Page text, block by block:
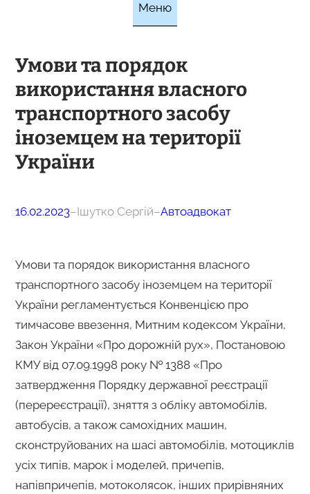
Меню
Умови та порядок
використання власного
транспортного засобу
іноземцем на території
України
16.02.2023–Ішутко Сергій–Автоадвокат
Умови та порядок використання власного
транспортного засобу іноземцем на території
України регламентується Конвенцією про
тимчасове ввезення, Митним кодексом України,
Закон України «Про дорожній рух», Постановою
КМУ від 07.09.1998 року № 1388 «Про
затвердження Порядку державної реєстрації
(перереєстрації), зняття з обліку автомобілів,
автобусів, а також самохідних машин,
сконструйованих на шасі автомобілів, мотоциклів
усіх типів, марок і моделей, причепів,
напівпричепів, мотоколясок, інших прирівняних